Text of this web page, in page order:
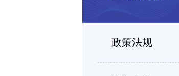
政策法规